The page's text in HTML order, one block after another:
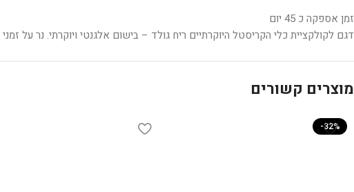
זמן אספקה כ 45 יום
דגם לקולקציית כלי הקריסטל היוקרתיים ריח גולד – בישום אלגנטי ויוקרתי. נר על
מוצרים קשורים
-32%